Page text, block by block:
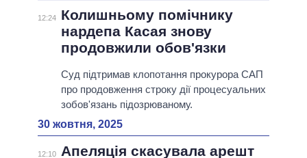
12:24
Колишньому помічнику
нардепа Касая знову
продовжили обов'язки
Суд підтримав клопотання прокурора САП
про продовження строку дії процесуальних
зобов'язань підозрюваному.
30 жовтня, 2025
12:10
Апеляція скасувала арешт